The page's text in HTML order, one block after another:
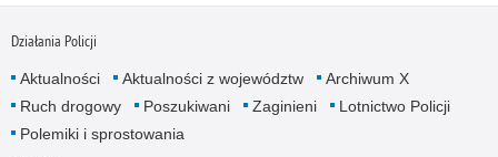
Działania Policji
Aktualności Aktualności z województw
Archiwum X
Ruch drogowy
Poszukiwani Zaginieni
Lotnictwo Policji
Polemiki i sprostowania